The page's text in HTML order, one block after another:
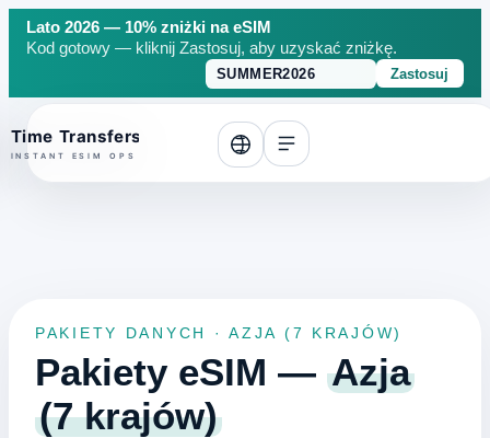
Lato 2026 — 10% zniżki na eSIM
Kod gotowy — kliknij Zastosuj, aby uzyskać zniżkę.
Zastosuj
top
PAKIETY DANYCH · AZJA (7 KRAJÓW)
Pakiety eSIM — Azja
(7 krajów)